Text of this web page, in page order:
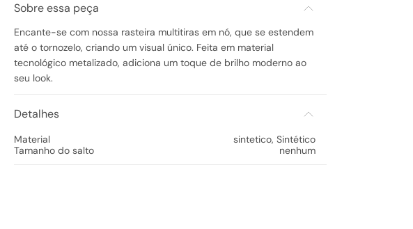
Sobre essa peça
Encante-se com nossa rasteira multitiras em nó, que se estendem
até o tornozelo, criando um visual único. Feita em material
tecnológico metalizado, adiciona um toque de brilho moderno ao
seu look.
Detalhes
Material sintetico, Sintético
Tamanho do salto
nenhum